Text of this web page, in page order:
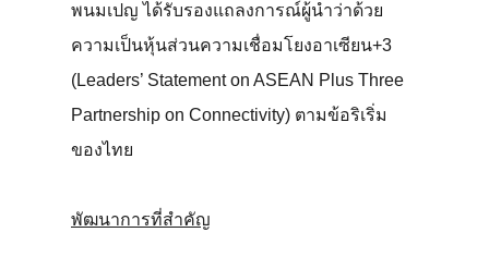
พนมเปญ ได้รับรองแถลงการณ์ผู้นำว่าด้วย
ความเป็นหุ้นส่วนความเชื่อมโยงอาเซียน+3
(Leaders’ Statement on ASEAN Plus Three
Partnership on Connectivity) ตามข้อริเริ่ม
ของไทย
พัฒนาการที่สำคัญ